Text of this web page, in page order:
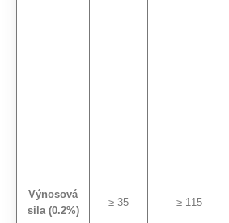
Výnosová
sila (0.2%)
≥ 35 ≥ 115